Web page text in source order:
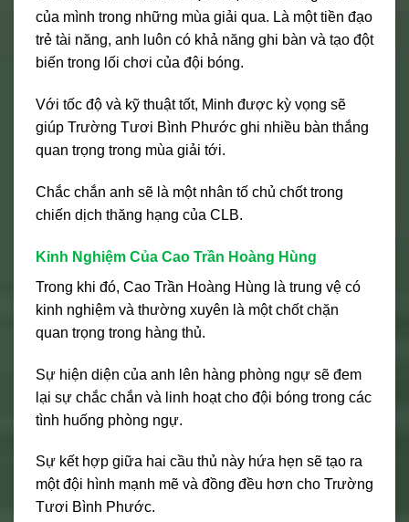
của mình trong những mùa giải qua. Là một tiền đạo
trẻ tài năng, anh luôn có khả năng ghi bàn và tạo đột
biến trong lối chơi của đội bóng.
Với tốc độ và kỹ thuật tốt, Minh được kỳ vọng sẽ
giúp Trường Tươi Bình Phước ghi nhiều bàn thắng
quan trọng trong mùa giải tới.
Chắc chắn anh sẽ là một nhân tố chủ chốt trong
chiến dịch thăng hạng của CLB.
Kinh Nghiệm Của Cao Trần Hoàng Hùng
Trong khi đó, Cao Trần Hoàng Hùng là trung vệ có
kinh nghiệm và thường xuyên là một chốt chặn
quan trọng trong hàng thủ.
Sự hiện diện của anh lên hàng phòng ngự sẽ đem
lại sự chắc chắn và linh hoạt cho đội bóng trong các
tình huống phòng ngự.
Sự kết hợp giữa hai cầu thủ này hứa hẹn sẽ tạo ra
một đội hình mạnh mẽ và đồng đều hơn cho Trường
Tươi Bình Phước.